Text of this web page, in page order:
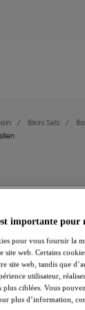
/ Bikini Sets /
importante pour
pour vous fournir la
site web. Certains
site web, tandis que
utilisateur,
plus ciblées. Vous
plus d’information,